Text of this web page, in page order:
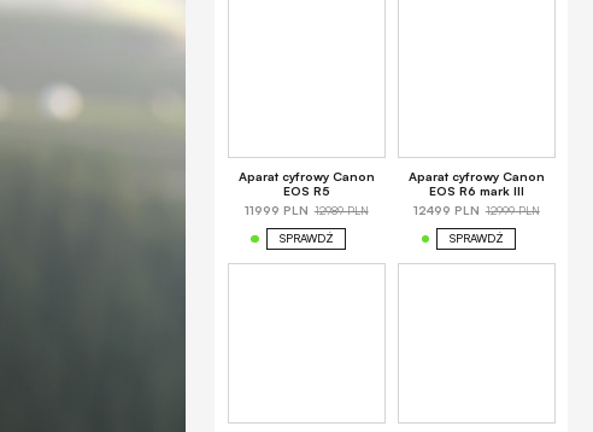
Aparat cyfrowy Canon
EOS R5
11999 PLN 12989 PLN
SPRAWDŹ
Aparat cyfrowy Canon
EOS R6 mark III
12499 PLN 12999 PLN
SPRAWDŹ